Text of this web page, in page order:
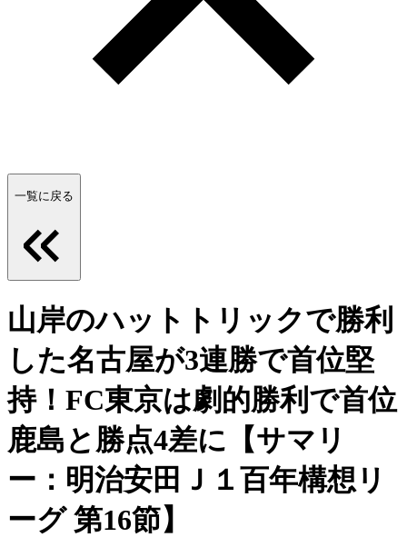
一覧に戻る
山岸のハットトリックで勝利
した名古屋が3連勝で首位堅
持！FC東京は劇的勝利で首位
鹿島と勝点4差に【サマリ
ー：明治安田Ｊ１百年構想リ
ーグ 第16節】